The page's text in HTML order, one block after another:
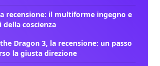
recensione: il multiforme ingegno e
della coscienza
Dragon 3, la recensione: un passo
la giusta direzione